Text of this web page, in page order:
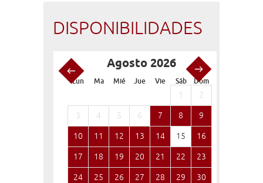
DISPONIBILIDADES
Agosto 2026
Lun Ma Mié Jue Vie Sáb Dom
1 2
3 4 5 6 7 8 9
10 11 12 13 14 15 16
17 18 19 20 21 22 23
24 25 26 27 28 29 30